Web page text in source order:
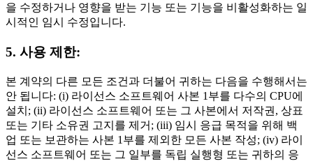
을 수정하거나 영향을 받는 기능 또는 기능을 비활성화하는 일
시적인 임시 수정입니다.
5. 사용 제한:
본 계약의 다른 모든 조건과 더불어 귀하는 다음을 수행해서는
안 됩니다: (i) 라이선스 소프트웨어 사본 1부를 다수의 CPU에
설치; (ii) 라이선스 소프트웨어 또는 그 사본에서 저작권, 상표
또는 기타 소유권 고지를 제거; (iii) 임시 응급 목적을 위해 백
업 또는 보관하는 사본 1부를 제외한 모든 사본 작성; (iv) 라이
선스 소프트웨어 또는 그 일부를 독립 실행형 또는 귀하의 응